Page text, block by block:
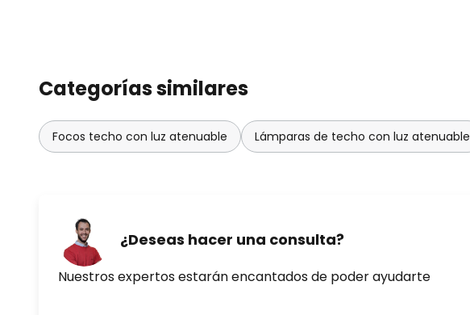
Categorías similares
Focos techo con luz atenuable Lámparas de techo con luz atenuable
¿Deseas hacer una consulta?
Nuestros expertos estarán encantados de poder ayudarte